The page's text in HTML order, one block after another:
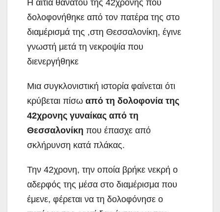
Η αιτία θανάτου της 42χρονης που
δολοφονήθηκε από τον πατέρα της στο
διαμέρισμά της ,στη Θεσσαλονίκη, έγινε
γνωστή μετά τη νεκροψία που
διενεργήθηκε
Μια συγκλονιστική ιστορία φαίνεται ότι
κρύβεται πίσω από τη δολοφονία της
42χρονης γυναίκας από τη
Θεσσαλονίκη που έπασχε από
σκλήρυνση κατά πλάκας.
Την 42χρονη, την οποία βρήκε νεκρή ο
αδερφός της μέσα στο διαμέρισμα που
έμενε, φέρεται να τη δολοφόνησε ο